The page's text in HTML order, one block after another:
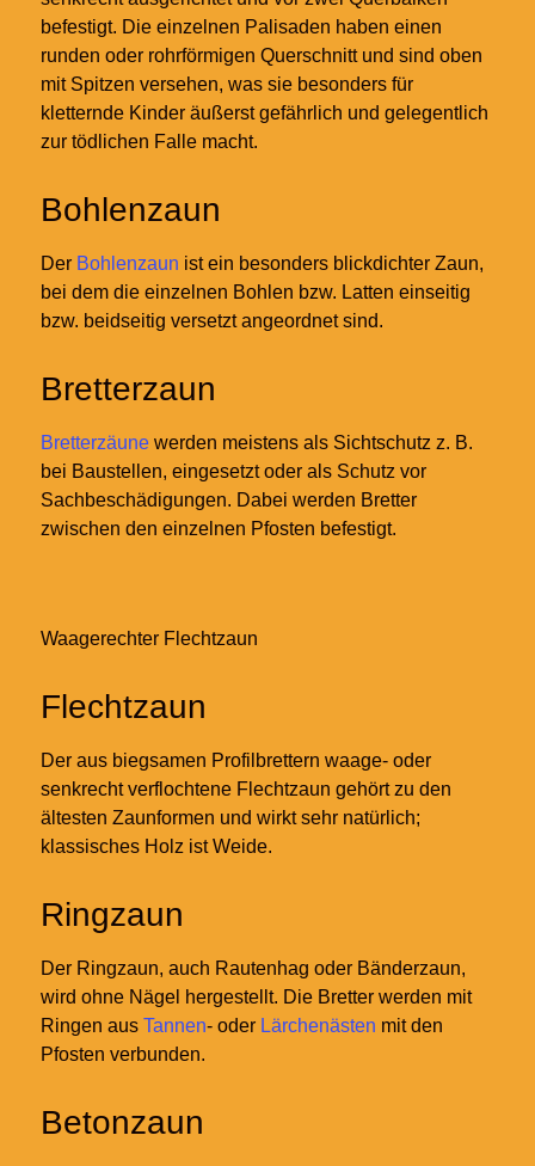
befestigt. Die einzelnen Palisaden haben einen
runden oder rohrförmigen Querschnitt und sind oben
mit Spitzen versehen, was sie besonders für
kletternde Kinder äußerst gefährlich und gelegentlich
zur tödlichen Falle macht.
Bohlenzaun
Der Bohlenzaun ist ein besonders blickdichter Zaun,
bei dem die einzelnen Bohlen bzw. Latten einseitig
bzw. beidseitig versetzt angeordnet sind.
Bretterzaun
Bretterzäune werden meistens als Sichtschutz z. B.
bei Baustellen, eingesetzt oder als Schutz vor
Sachbeschädigungen. Dabei werden Bretter
zwischen den einzelnen Pfosten befestigt.
Waagerechter Flechtzaun
Flechtzaun
Der aus biegsamen Profilbrettern waage- oder
senkrecht verflochtene Flechtzaun gehört zu den
ältesten Zaunformen und wirkt sehr natürlich;
klassisches Holz ist Weide.
Ringzaun
Der Ringzaun, auch Rautenhag oder Bänderzaun,
wird ohne Nägel hergestellt. Die Bretter werden mit
Ringen aus Tannen- oder Lärchenästen mit den
Pfosten verbunden.
Betonzaun